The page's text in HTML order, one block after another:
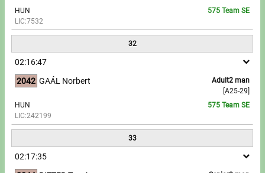
HUN
LIC:7532
575 Team SE
32
02:16:47
2042
Adult2 man
[A25-29]
GAÁL Norbert
HUN
LIC:242199
575 Team SE
33
02:17:35